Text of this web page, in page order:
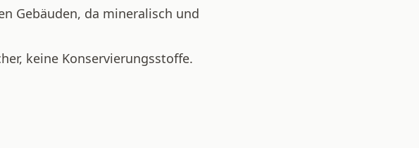
Gebäuden, da mineralisch und
keine Konservierungsstoffe.